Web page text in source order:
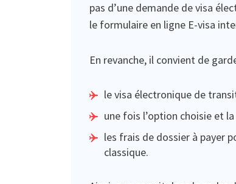
pas d’une demande de visa
le formulaire en ligne E-visa
En revanche, il convient de
le visa électronique de
une fois l’option choisie et
les frais de dossier à payer
classique.